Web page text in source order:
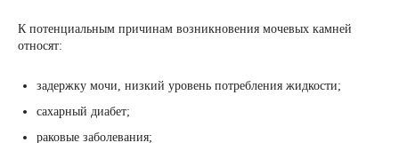
К потенциальным причинам возникновения мочевых камней
относят:
задержку мочи, низкий уровень потребления жидкости;
сахарный диабет;
раковые заболевания;